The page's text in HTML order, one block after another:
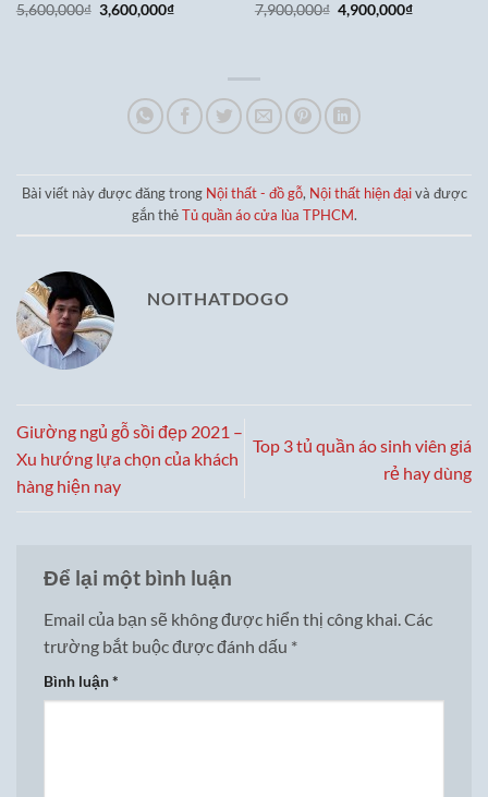
5,600,000₫ Giá
gốc
3,600,000₫Giá
7,900,000₫ Giá
gốc
4,900,000₫Giá
Bài viết này được đăng trong Nội thất - đồ gỗ, Nội thất hiện đạivà được
gắn thẻTủ quần áo cửa lùa TPHCM.
NOITHATDOGO
Giường ngủ gỗ sồi đẹp 2021 –
Xu hướng lựa chọn của khách
hàng hiện nay
Top 3 tủ quần áo sinh viên giá
rẻ hay dùng
Để lại một bình luận
Email của bạn sẽ không được hiển thị công khai.Các
trường bắt buộc được đánh dấu *
Bình luận*